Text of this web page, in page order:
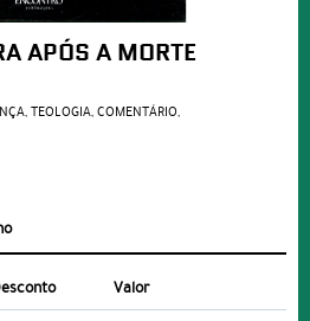
APÓS A MORTE
,TEOLOGIA,COMENTÁRIO,
Valor